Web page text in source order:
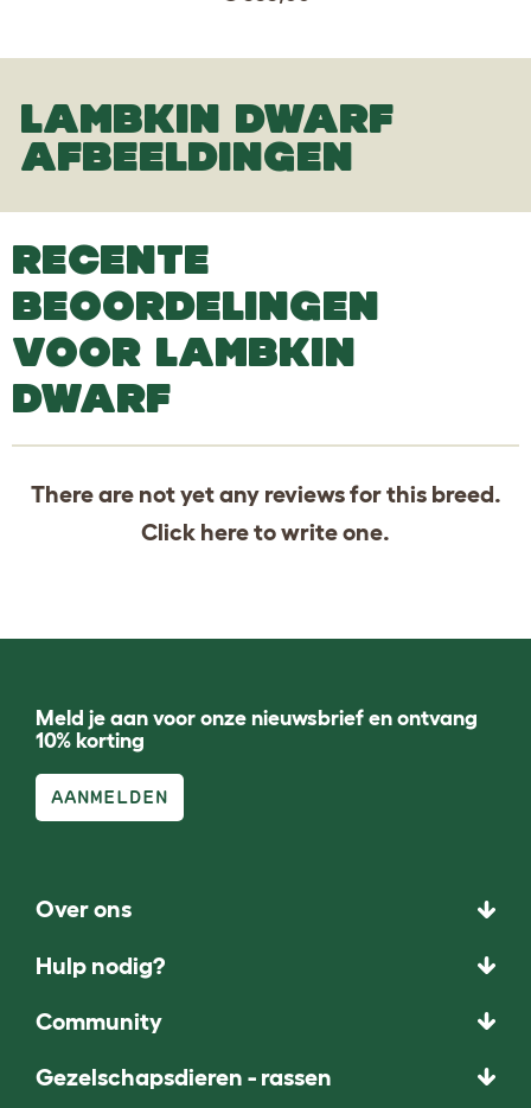
LAMBKIN DWARF
AFBEELDINGEN
RECENTE
BEOORDELINGEN
VOOR LAMBKIN
DWARF
There are not yet any reviews for this breed.
Click hereto write one.
Meld je aan voor onze nieuwsbrief en ontvang
10% korting
AANMELDEN
Over ons
Hulp nodig?
Community
Gezelschapsdieren - rassen